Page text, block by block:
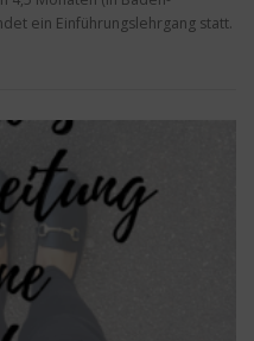
ein Einführungslehrgang statt.